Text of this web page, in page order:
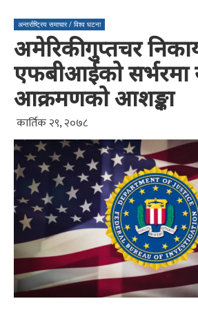
अन्तर्राष्ट्रिय समाचार / विश्व घटना
अमेरिकी गुप्तचर
एफबीआईको सर्भरमा
आक्रमणको आशङ्का
कार्तिक २९, २०७८